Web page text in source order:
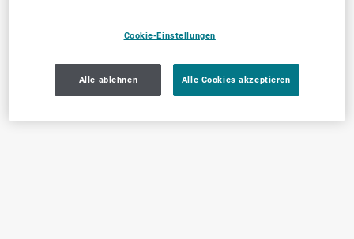
Cookie-Einstellungen
Alle ablehnen Alle Cookies akzeptieren